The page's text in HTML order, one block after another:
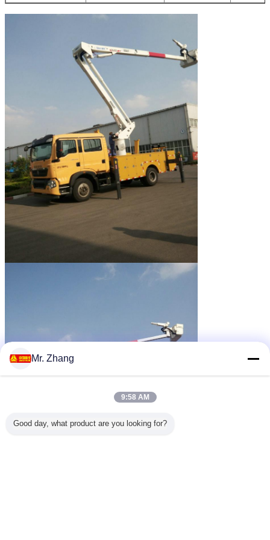
Mr. Zhang
9:58 AM
Good day, what product are you looking for?